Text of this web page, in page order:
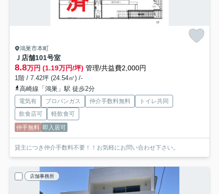
鴻巣市本町
Ｊ店舗101号室
8.8万円 (1.19万円/坪) 管理/共益費2,000円
1階 / 7.42坪 (24.54㎡) /-
高崎線「鴻巣」駅 徒歩2分
電気有 プロパンガス 仲介手数料無料
トイレ共同
飲食店可
軽飲食可
仲手無料 即入居可
貸主につき仲介手数料不要！！お気軽にお問い合わせ下さい。
店舗事務所